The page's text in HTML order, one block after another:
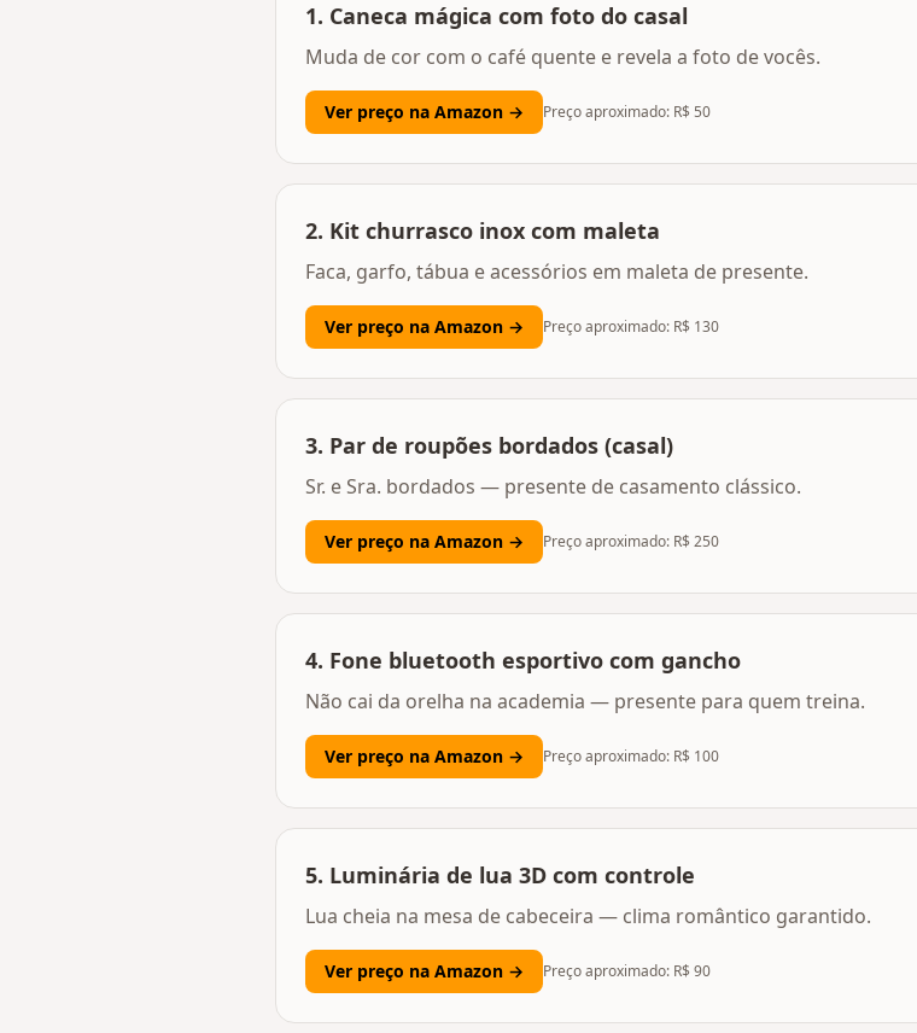
1. Caneca mágica com foto do casal
Muda de cor com o café quente e revela a foto de vocês.
Ver preço na Amazon → Preço aproximado: R$ 50
2. Kit churrasco inox com maleta
Faca, garfo, tábua e acessórios em maleta de presente.
Ver preço na Amazon → Preço aproximado: R$ 130
3. Par de roupões bordados (casal)
Sr. e Sra. bordados — presente de casamento clássico.
Ver preço na Amazon → Preço aproximado: R$ 250
4. Fone bluetooth esportivo com gancho
Não cai da orelha na academia — presente para quem treina.
Ver preço na Amazon → Preço aproximado: R$ 100
5. Luminária de lua 3D com controle
Lua cheia na mesa de cabeceira — clima romântico garantido.
Ver preço na Amazon → Preço aproximado: R$ 90